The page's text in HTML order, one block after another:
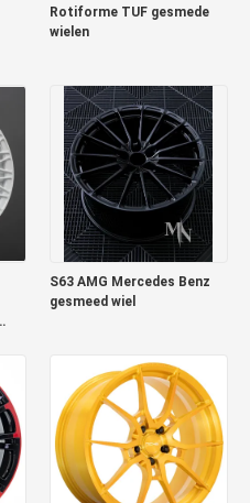
Rotiforme TUF gesmede
wielen
S63 AMG Mercedes Benz
gesmeed wiel